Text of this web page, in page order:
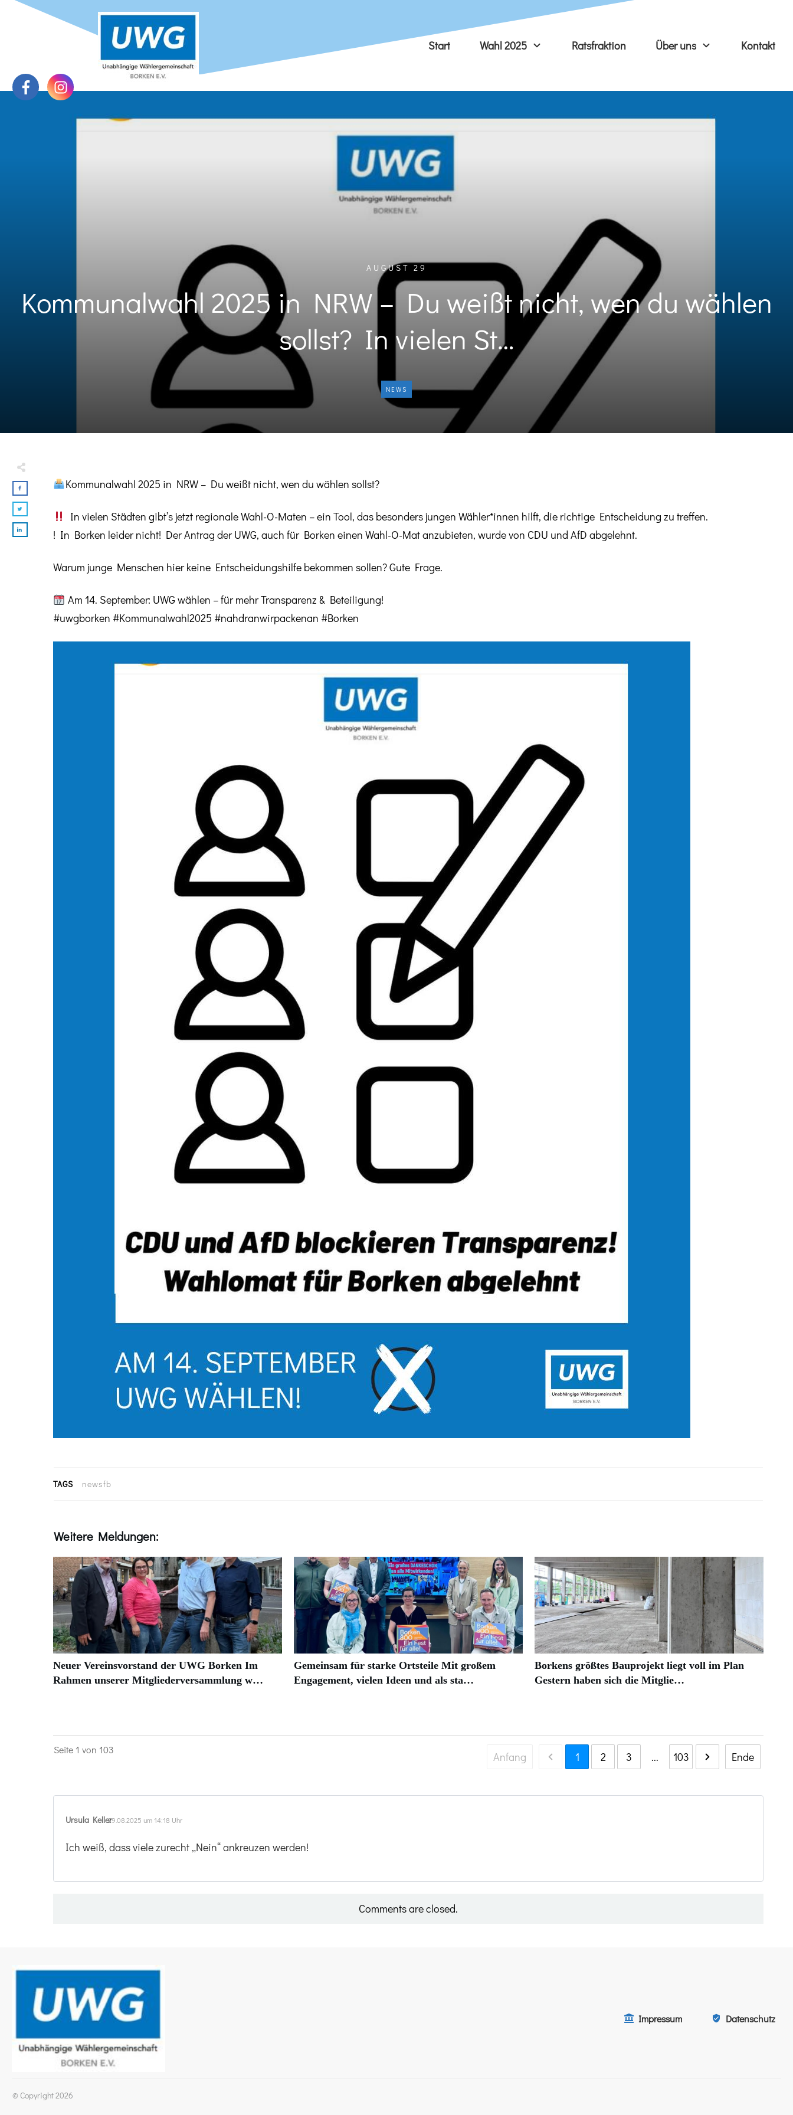
Start Wahl 2025 Ratsfraktion Über uns Kontakt
AUGUST 29
Kommunalwahl 2025 in NRW – Du weißt nicht, wen du wählen
sollst? In vielen St…
NEWS
Kommunalwahl 2025 in NRW – Du weißt nicht, wen du wählen sollst?
In vielen Städten gibt’s jetzt regionale Wahl-O-Maten – ein Tool, das besonders jungen Wähler*innen hilft, die richtige Entscheidung zu treffen.
! In Borken leider nicht! Der Antrag der UWG, auch für Borken einen Wahl-O-Mat anzubieten, wurde von CDU und AfD abgelehnt.
Warum junge Menschen hier keine Entscheidungshilfe bekommen sollen? Gute Frage.
Am 14. September: UWG wählen – für mehr Transparenz & Beteiligung!
#uwgborken #Kommunalwahl2025 #nahdranwirpackenan #Borken
TAGS newsfb
Weitere Meldungen:
Neuer Vereinsvorstand der UWG Borken Im
Rahmen unserer Mitgliederversammlung w…
Gemeinsam für starke Ortsteile Mit großem
Engagement, vielen Ideen und als sta…
Borkens größtes Bauprojekt liegt voll im Plan
Gestern haben sich die Mitglie…
Seite 1 von 103 Anfang 1 2 3 ... 103 Ende
Ursula Keller29.08.2025 um 14:18 Uhr
Ich weiß, dass viele zurecht „Nein“ ankreuzen werden!
Comments are closed.
Impressum Datenschutz
© Copyright2026